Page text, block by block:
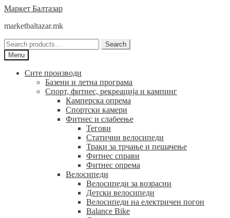
Skip
navigation
Skip
content
Маркет Балтазар
marketbaltazar.mk
Search
for:
Search
Menu
Сите производи
Базени и летна програма
Спорт, фитнес, рекреација и кампинг
Камперска опрема
Спортски камери
Фитнес и слабеење
Тегови
Статични велосипеди
Траки за трчање и пешачење
Фитнес справи
Фитнес опрема
Велосипеди
Велосипеди за возрасни
Детски велосипеди
Велосипеди на електричен погон
Balance Bike